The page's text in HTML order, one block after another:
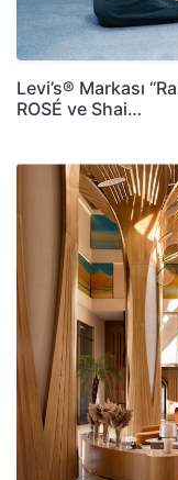
Levi’s® Markası
ROSÉ ve Shai…